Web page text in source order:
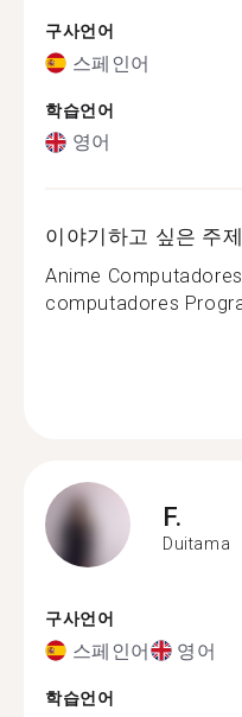
구사언어
스페인어
학습언어
영어
이야기하고 싶은 주제
Anime
computadores
F.
Duitama
구사언어
스페인어 영어
학습언어